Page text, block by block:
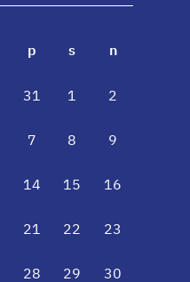
p s n
31 1 2
7 8 9
14 15 16
21 22 23
28 29 30